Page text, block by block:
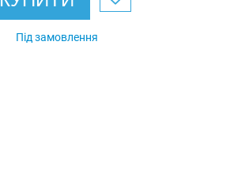
Під замовлення